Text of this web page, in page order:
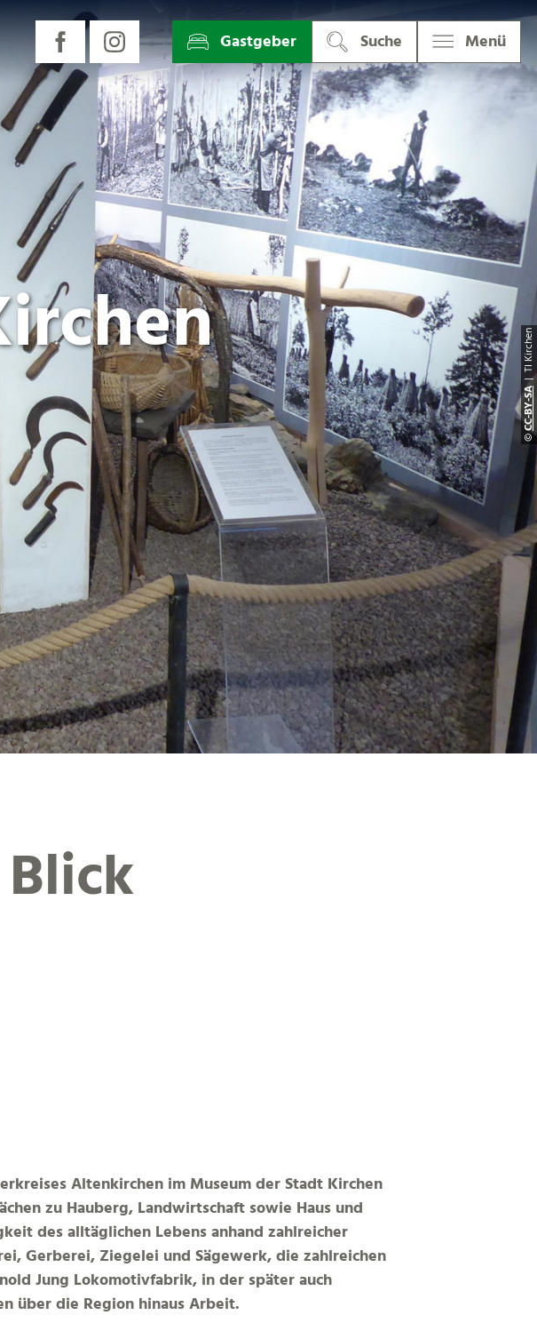
Gastgeber Suche Menü
©
CC-BY-SA
| TI Kirchen
Altenkirchen im Museum der Stadt Kirchen
zu Hauberg, Landwirtschaft sowie Haus und
des alltäglichen Lebens anhand zahlreicher
Gerberei, Ziegelei und Sägewerk, die zahlreichen
Jung Lokomotivfabrik, in der später auch
über die Region hinaus Arbeit.